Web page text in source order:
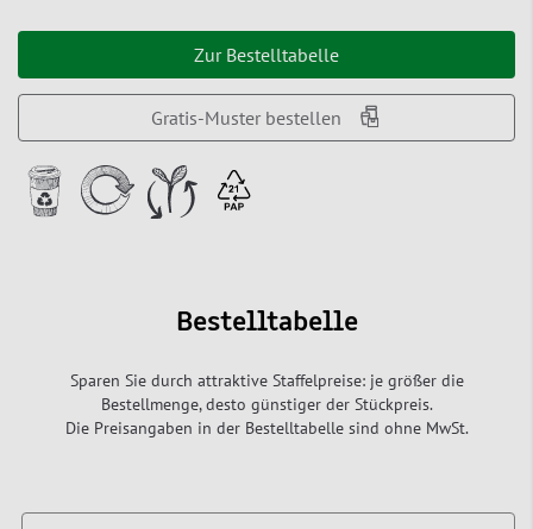
Zur Bestelltabelle
Gratis-Muster bestellen
Bestelltabelle
Sparen Sie durch attraktive Staffelpreise: je größer die
Bestellmenge, desto günstiger der Stückpreis.
Die Preisangaben in der Bestelltabelle sind ohne MwSt.